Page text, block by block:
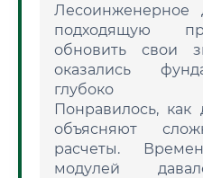
Лесоинженерное
подходящую
обновить свои
оказались
глубоко
Понравилось, как
объясняют
расчеты.
модулей